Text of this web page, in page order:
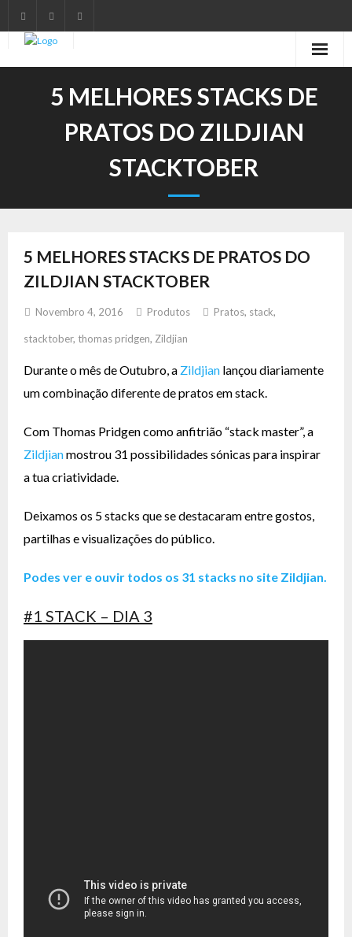
Notícias
Promoções
5 MELHORES STACKS DE
PRATOS DO ZILDJIAN
STACKTOBER
5 MELHORES STACKS DE PRATOS DO
ZILDJIAN STACKTOBER
Novembro 4, 2016 Produtos Pratos, stack,
stacktober, thomas pridgen, Zildjian
Durante o mês de Outubro, a Zildjian lançou diariamente
um combinação diferente de pratos em stack.
Com Thomas Pridgen como anfitrião “stack master”, a
Zildjianmostrou 31 possibilidades sónicas para inspirar
a tua criatividade.
Deixamos os 5 stacks que se destacaram entre gostos,
partilhas e visualizações do público.
Podes ver e ouvir todos os 31 stacks no site Zildjian.
#1 STACK – DIA 3